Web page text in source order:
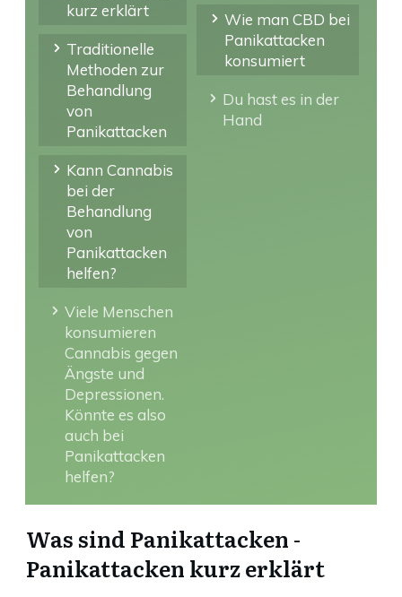
kurz erklärt
Traditionelle
Methoden zur
Behandlung
von
Panikattacken
Kann Cannabis
bei der
Behandlung
von
Panikattacken
helfen?
Viele Menschen
konsumieren
Cannabis gegen
Ängste und
Depressionen.
Könnte es also
auch bei
Panikattacken
helfen?
Wie man CBD bei
Panikattacken
konsumiert
Du hast es in der
Hand
Was sind Panikattacken -
Panikattacken kurz erklärt